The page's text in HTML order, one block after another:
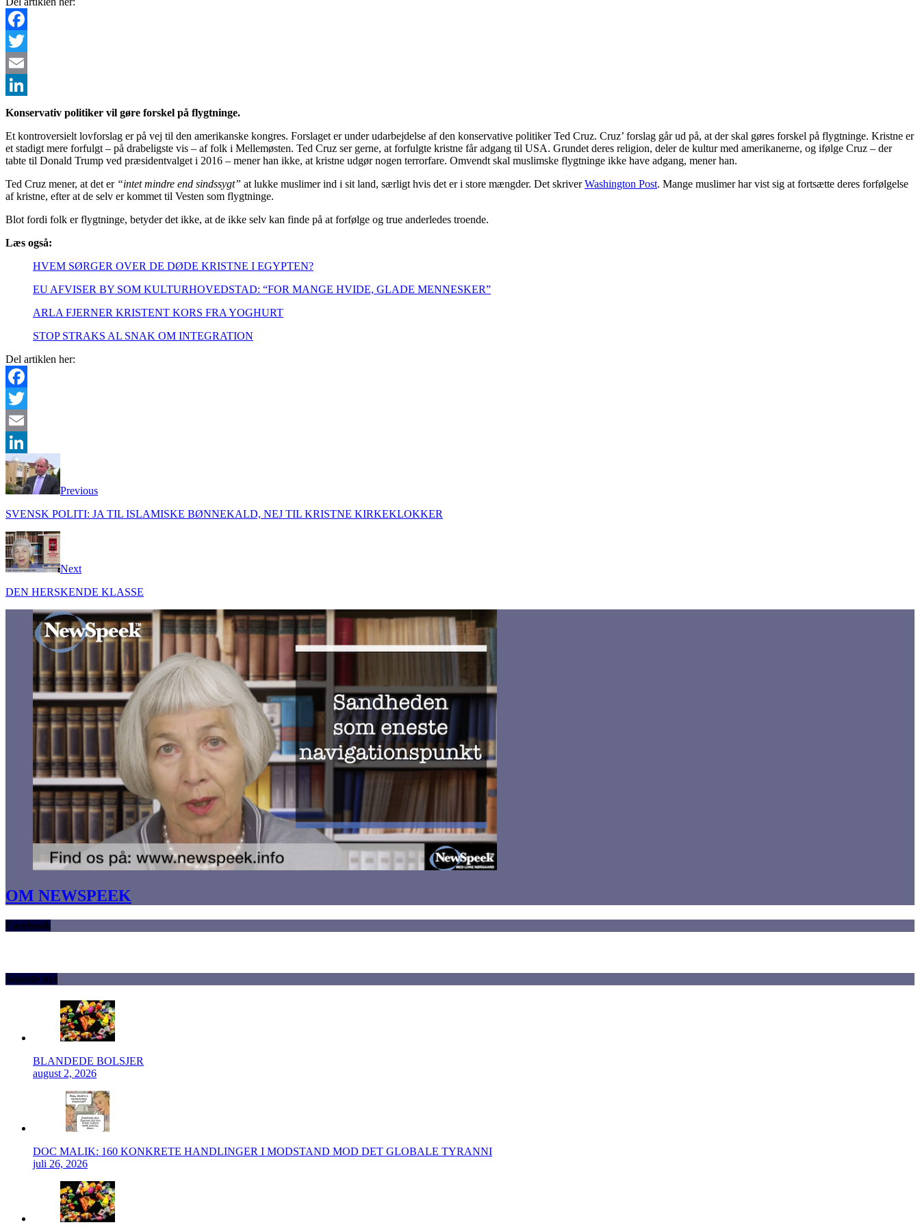
Facebook
Twitter
Email
LinkedIn
Konservativ politiker vil gøre forskel på flygtninge.
Et kontroversielt lovforslag er på vej til den amerikanske kongres. Forslaget er under udarbejdelse af den konservative politiker Ted Cruz. Cruz’ forslag går ud på, at der skal gøres forskel på flygtninge. Kristne er
et stadigt mere forfulgt – på drabeligste vis – af folk i Mellemøsten. Ted Cruz ser gerne, at forfulgte kristne får adgang til USA. Grundet deres religion, deler de kultur med amerikanerne, og ifølge Cruz – der
tabte til Donald Trump ved præsidentvalget i 2016 – mener han ikke, at kristne udgør nogen terrorfare. Omvendt skal muslimske flygtninge ikke have adgang, mener han.
Ted Cruz mener, at det er “intet mindre end sindssygt” at lukke muslimer ind i sit land, særligt hvis det er i store mængder. Det skriverWashington Post. Mange muslimer har vist sig at fortsætte deres forfølgelse
af kristne, efter at de selv er kommet til Vesten som flygtninge.
Blot fordi folk er flygtninge, betyder det ikke, at de ikke selv kan finde på at forfølge og true anderledes troende.
Læs også:
HVEM SØRGER OVER DE DØDE KRISTNE I EGYPTEN?
EU AFVISER BY SOM KULTURHOVEDSTAD: “FOR MANGE HVIDE, GLADE MENNESKER”
ARLA FJERNER KRISTENT KORS FRA YOGHURT
STOP STRAKS AL SNAK OM INTEGRATION
Del artiklen her:
Facebook
Twitter
Email
LinkedIn
Previous
SVENSK POLITI: JA TIL ISLAMISKE BØNNEKALD, NEJ TIL KRISTNE KIRKEKLOKKER
Next
DEN HERSKENDE KLASSE
OM NEWSPEEK
Facebook
Seneste nyt
BLANDEDE BOLSJER
august 2, 2026
DOC MALIK: 160 KONKRETE HANDLINGER I MODSTAND MOD DET GLOBALE TYRANNI
juli 26, 2026